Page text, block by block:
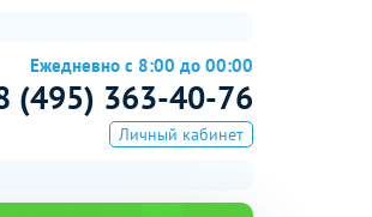
Ежедневно с 8:00 до 00:00
(495) 363-40-76
Личный кабинет